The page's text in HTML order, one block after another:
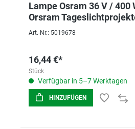
Lampe Osram 36 V / 400
Orsram
Art.-Nr.: 5019678
16,44 €*
Stück
Verfügbar in 5–7 Werktagen
HINZUFÜGEN